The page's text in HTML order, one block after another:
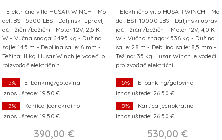
- Električno vitlo HUSAR WINCH - Mo
del: BST 5500 LBS - Daljinski upravlj
ač - žični/bežični - Motor 12V, 2,5 K
W - Vučna snaga: 2495 kg - Dužina
sajle: 14,5 m - Debljina sajle: 6 mm -
Težina: 11 kg Husar Winch je vodeći p
roizvođač električnih
-5%
E-banking/gotovina
Iznos uštede: 19.50 €
-5%
Kartica jednokratno
Iznos uštede: 19.50 €
390,00 €
- Električno vitlo HUSAR WINCH - Mo
del: BST 10000 LBS - Daljinski upravl
jač - žični/bežični - Motor 12V, 4,0 K
W - Vučna snaga: 4536 kg - Dužina
sajle: 28 m - Debljina sajle: 8,5 mm -
Težina: 35 kg Husar Winch je vodeći
proizvođač električni
-5%
E-banking/gotovina
Iznos uštede: 26.50 €
-5%
Kartica jednokratno
Iznos uštede: 26.50 €
530,00 €